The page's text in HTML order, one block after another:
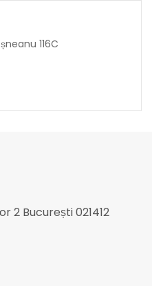
116C
2 București 021412